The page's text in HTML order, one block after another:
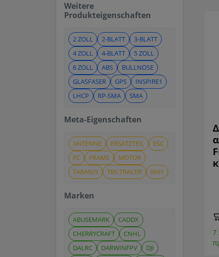
Weitere
Produkteigenschaften
2 ZOLL 2-BLATT
3-BLATT
4 ZOLL
4-BLATT
5 ZOLL
6 ZOLL
ABS
BULLNOSE
GLASFASER
GPS
INSPIRE1
LHCP
RP-SMA SMA
Meta-Eigenschaften
ANTENNE ERSATZTEIL
ESC
FC
FRAME
MOTOR
TARANIS
TBS TRACER WIFI
Marken
ABUSEMARK
CADDX
CHERRYCRAFT
CNHL
DALRC
DARWINFPV
DJI
7